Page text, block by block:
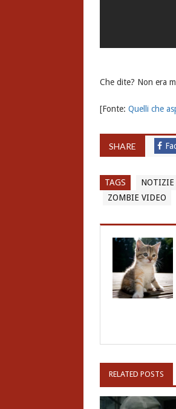
Che dite? Non era
[Fonte: Quelli che
SHARE
TAGS NOTIZIE
ZOMBIE VIDEO
RELATED POSTS